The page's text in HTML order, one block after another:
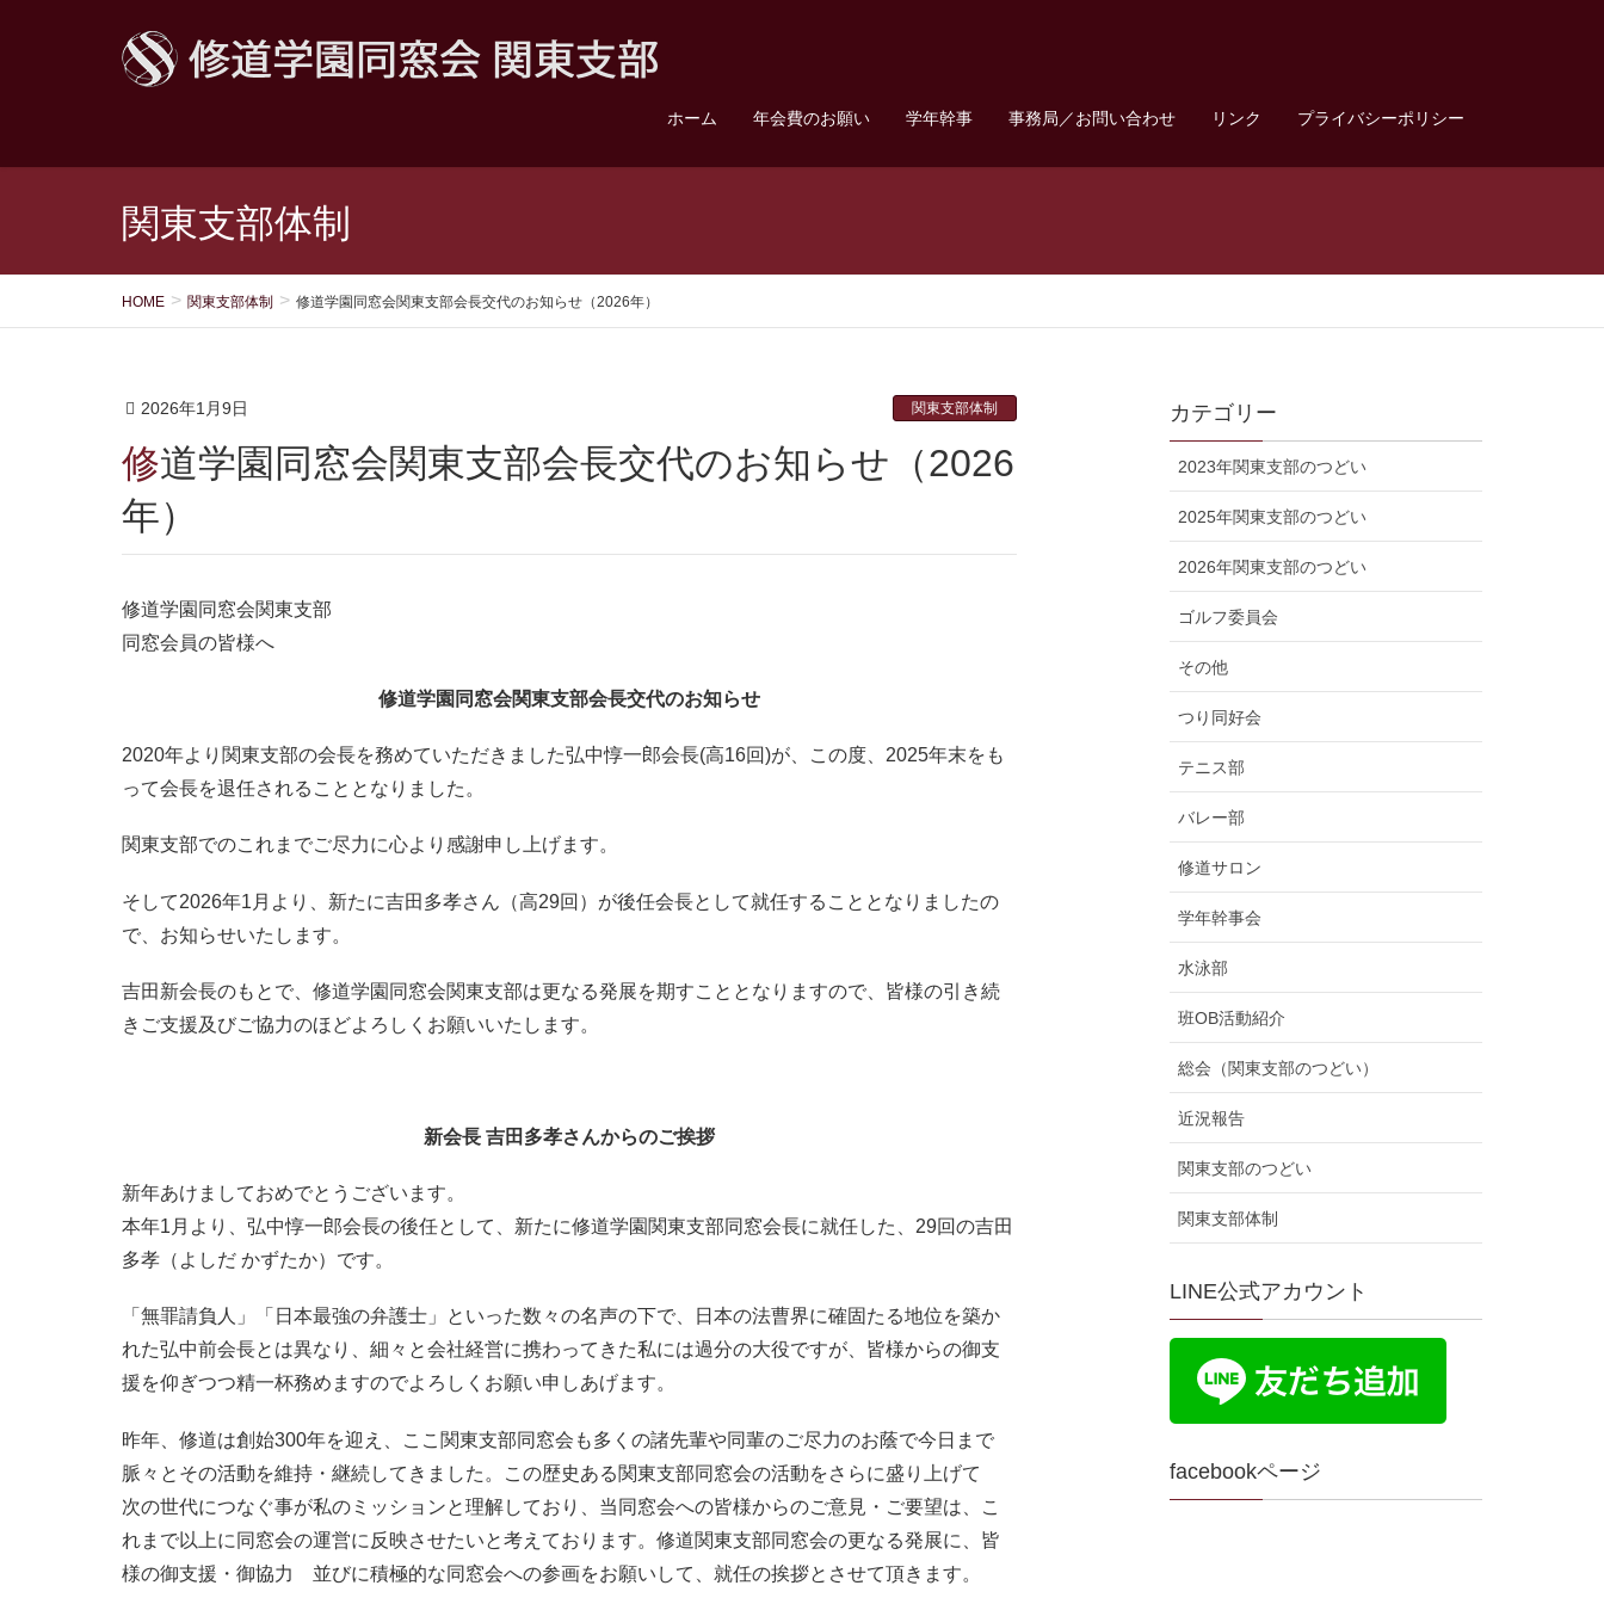
ホーム 年会費のお願い 学年幹事 事務局／お問い合わせ リンク プライバシーポリシー
関東支部体制
HOME 関東支部体制 修道学園同窓会関東支部会長交代のお知らせ（2026年）
2026年1月9日 関東支部体制
修道学園同窓会関東支部会長交代のお知らせ（2026
年）
修道学園同窓会関東支部
同窓会員の皆様へ
修道学園同窓会関東支部会長交代のお知らせ
2020年より関東支部の会長を務めていただきました弘中惇一郎会長(高16回)が、この度、2025年末をも
って会長を退任されることとなりました。
関東支部でのこれまでご尽力に心より感謝申し上げます。
そして2026年1月より、新たに吉田多孝さん（高29回）が後任会長として就任することとなりましたの
で、お知らせいたします。
吉田新会長のもとで、修道学園同窓会関東支部は更なる発展を期すこととなりますので、皆様の引き続
きご支援及びご協力のほどよろしくお願いいたします。
新会長 吉田多孝さんからのご挨拶
新年あけましておめでとうございます。
本年1月より、弘中惇一郎会長の後任として、新たに修道学園関東支部同窓会長に就任した、29回の吉田
多孝（よしだ かずたか）です。
「無罪請負人」「日本最強の弁護士」といった数々の名声の下で、日本の法曹界に確固たる地位を築か
れた弘中前会長とは異なり、細々と会社経営に携わってきた私には過分の大役ですが、皆様からの御支
援を仰ぎつつ精一杯務めますのでよろしくお願い申しあげます。
昨年、修道は創始300年を迎え、ここ関東支部同窓会も多くの諸先輩や同輩のご尽力のお蔭で今日まで
脈々とその活動を維持・継続してきました。この歴史ある関東支部同窓会の活動をさらに盛り上げて
次の世代につなぐ事が私のミッションと理解しており、当同窓会への皆様からのご意見・ご要望は、こ
れまで以上に同窓会の運営に反映させたいと考えております。修道関東支部同窓会の更なる発展に、皆
様の御支援・御協力 並びに積極的な同窓会への参画をお願いして、就任の挨拶とさせて頂きます。
カテゴリー
2023年関東支部のつどい
2025年関東支部のつどい
2026年関東支部のつどい
ゴルフ委員会
その他
つり同好会
テニス部
バレー部
修道サロン
学年幹事会
水泳部
班OB活動紹介
総会（関東支部のつどい）
近況報告
関東支部のつどい
関東支部体制
LINE公式アカウント
facebookページ